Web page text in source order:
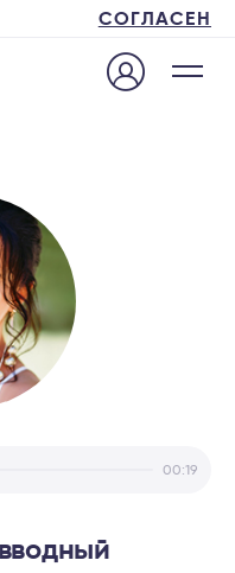
СОГЛАСЕН
00:19